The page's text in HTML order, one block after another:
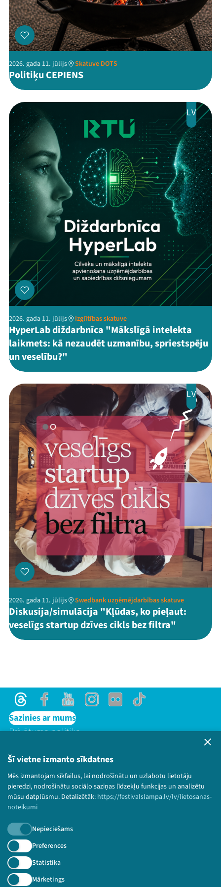
Šī vietne izmanto sīkdatnes
Mēs izmantojam sīkfailus, lai nodrošinātu un uzlabotu lietotāju
pieredzi, nodrošinātu sociālo saziņas līdzekļu funkcijas un analizētu
mūsu datplūsmu. Detalizētāk: https://festivalslampa.lv/lv/lietosanas-
noteikumi
Nepieciešams
Preferences
Statistika
Mārketings
2026. gada 11. jūlijs Skatuve DOTS
Politiķu CEPIENS
LV
2026. gada 11. jūlijs Izglītības skatuve
HyperLab diždarbnīca "Mākslīgā intelekta
laikmets: kā nezaudēt uzmanību, spriestspēju
un veselību?"
LV
2026. gada 11. jūlijs Swedbank uzņēmējdarbības skatuve
Diskusija/simulācija "Kļūdas, ko pieļaut:
veselīgs startup dzīves cikls bez filtra"
ThreadsFacebookYoutubeInstagram
Flick TikTok
Sazinies ar mums
Privātuma politika
Bērnu aizsardzības politika
© 2026 Sarunu festivāls LAMPA Visas tiesības
paturētas.
Piesakies jaunumiem!
Nepalaid garām aktuālāko informāciju!